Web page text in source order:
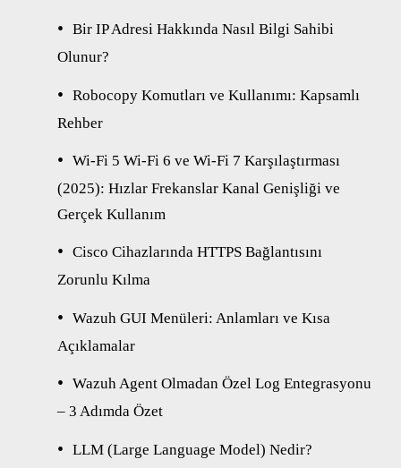
Bir IP Adresi Hakkında Nasıl Bilgi Sahibi
Olunur?
Robocopy Komutları ve Kullanımı: Kapsamlı
Rehber
Wi-Fi 5 Wi-Fi 6 ve Wi-Fi 7 Karşılaştırması
(2025): Hızlar Frekanslar Kanal Genişliği ve
Gerçek Kullanım
Cisco Cihazlarında HTTPS Bağlantısını
Zorunlu Kılma
Wazuh GUI Menüleri: Anlamları ve Kısa
Açıklamalar
Wazuh Agent Olmadan Özel Log Entegrasyonu
– 3 Adımda Özet
LLM (Large Language Model) Nedir?